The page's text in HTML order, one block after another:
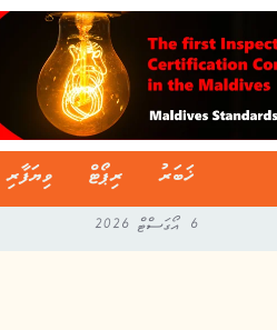
ޚަބަރު ރިޕޯޓް ވިޔަފާރި
6 އޯގަސްޓް 2026